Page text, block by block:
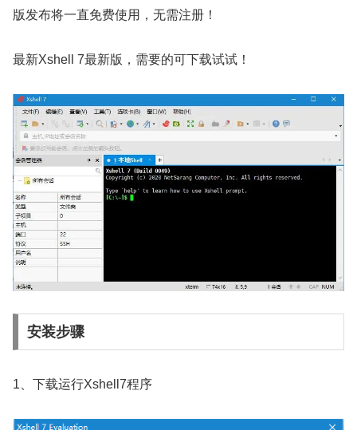
版发布将一直免费使用，无需注册！
最新Xshell 7最新版，需要的可下载试试！
安装步骤
1、下载运行Xshell7程序